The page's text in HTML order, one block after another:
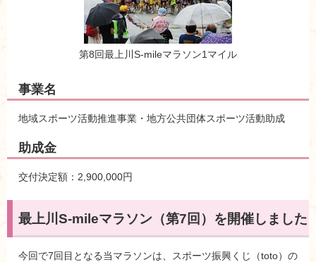
第8回最上川S-mileマラソン1マイル
事業名
地域スポーツ活動推進事業・地方公共団体スポーツ活動助成
助成金
交付決定額：2,900,000円
最上川S-mileマラソン（第7回）を開催しました
今回で7回目となる当マラソンは、スポーツ振興くじ（toto）の